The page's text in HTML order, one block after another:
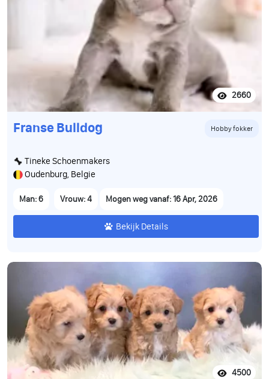
2660
Franse Bulldog Hobby fokker
Tineke Schoenmakers
Oudenburg, Belgie
Man: 6 Vrouw: 4 Mogen weg vanaf: 16 Apr, 2026
Bekijk Details
4500